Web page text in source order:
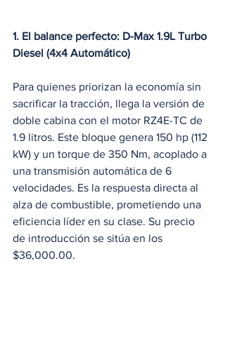
1. El balance perfecto: D-Max 1.9L Turbo
Diesel (4x4 Automático)
Para quienes priorizan la economía sin
sacrificar la tracción, llega la versión de
doble cabina con el motor RZ4E-TC de
1.9 litros. Este bloque genera 150 hp (112
kW) y un torque de 350 Nm, acoplado a
una transmisión automática de 6
velocidades. Es la respuesta directa al
alza de combustible, prometiendo una
eficiencia líder en su clase. Su precio
de introducción se sitúa en los
$36,000.00.